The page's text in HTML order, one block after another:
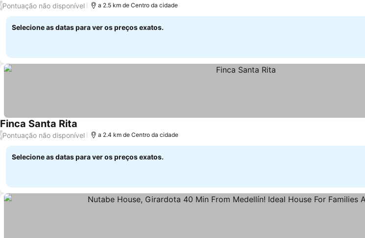
/Pontuação não disponível a 2.5 km de Centro da cidade
Selecione as datas para ver os preços exatos.
Finca Santa Rita
/Pontuação não disponível a 2.4 km de Centro da cidade
Selecione as datas para ver os preços exatos.